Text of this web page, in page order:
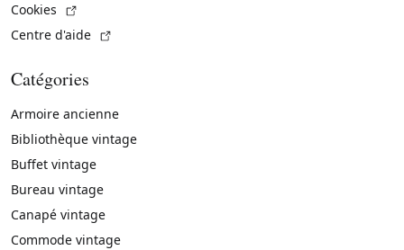
Cookies
Centre d'aide
Catégories
Armoire ancienne
Bibliothèque vintage
Buffet vintage
Bureau vintage
Canapé vintage
Commode vintage